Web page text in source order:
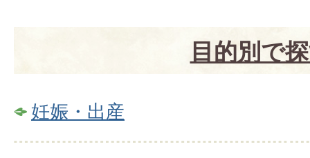
目的別で
妊娠・出産